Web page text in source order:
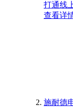
打通线
查看详
施耐德